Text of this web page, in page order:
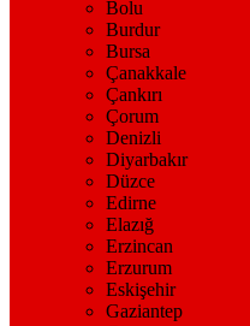
Bolu
Burdur
Bursa
Çanakkale
Çankırı
Çorum
Denizli
Diyarbakır
Düzce
Edirne
Elazığ
Erzincan
Erzurum
Eskişehir
Gaziantep